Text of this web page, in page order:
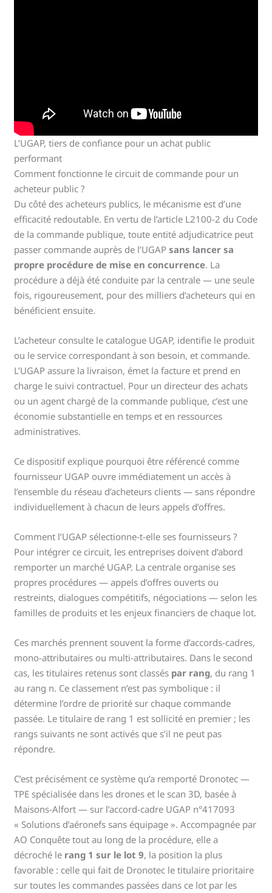
L’UGAP, tiers de confiance pour un achat public
performant
Comment fonctionne le circuit de commande pour un
acheteur public ?
Du côté des acheteurs publics, le mécanisme est d’une
efficacité redoutable. En vertu de l’article L2100-2 du Code
de la commande publique, toute entité adjudicatrice peut
passer commande auprès de l’UGAPsans lancer sa
propre procédure de mise en concurrence. La
procédure a déjà été conduite par la centrale — une seule
fois, rigoureusement, pour des milliers d’acheteurs qui en
bénéficient ensuite.
L’acheteur consulte le catalogue UGAP, identifie le produit
ou le service correspondant à son besoin, et commande.
L’UGAP assure la livraison, émet la facture et prend en
charge le suivi contractuel. Pour un directeur des achats
ou un agent chargé de la commande publique, c’est une
économie substantielle en temps et en ressources
administratives.
Ce dispositif explique pourquoi être référencé comme
fournisseur UGAP ouvre immédiatement un accès à
l’ensemble du réseau d’acheteurs clients — sans répondre
individuellement à chacun de leurs appels d’offres.
Comment l’UGAP sélectionne-t-elle ses fournisseurs ?
Pour intégrer ce circuit, les entreprises doivent d’abord
remporter un marché UGAP. La centrale organise ses
propres procédures — appels d’offres ouverts ou
restreints, dialogues compétitifs, négociations — selon les
familles de produits et les enjeux financiers de chaque lot.
Ces marchés prennent souvent la forme d’accords-cadres,
mono-attributaires ou multi-attributaires. Dans le second
cas, les titulaires retenus sont classés par rang, du rang 1
au rang n. Ce classement n’est pas symbolique : il
détermine l’ordre de priorité sur chaque commande
passée. Le titulaire de rang 1 est sollicité en premier ; les
rangs suivants ne sont activés que s’il ne peut pas
répondre.
C’est précisément ce système qu’a remporté Dronotec —
TPE spécialisée dans les drones et le scan 3D, basée à
Maisons-Alfort — sur l’accord-cadre UGAP n°417093
« Solutions d’aéronefs sans équipage ». Accompagnée par
AO Conquête tout au long de la procédure, elle a
décroché le rang 1 sur le lot 9, la position la plus
favorable : celle qui fait de Dronotec le titulaire prioritaire
sur toutes les commandes passées dans ce lot par les